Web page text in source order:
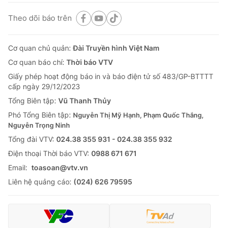
Theo dõi báo trên
Cơ quan chủ quản:Đài Truyền hình Việt Nam
Cơ quan báo chí: Thời báo VTV
Giấy phép hoạt động báo in và báo điện tử số 483/GP-BTTTT
cấp ngày 29/12/2023
Tổng Biên tập: Vũ Thanh Thủy
Phó Tổng Biên tập: Nguyễn Thị Mỹ Hạnh, Phạm Quốc Thắng,
Nguyễn Trọng Ninh
Tổng đài VTV: 024.38 355 931 - 024.38 355 932
Ðiện thoại Thời báo VTV: 0988 671 671
Email: toasoan@vtv.vn
Liên hệ quảng cáo: (024) 626 79595